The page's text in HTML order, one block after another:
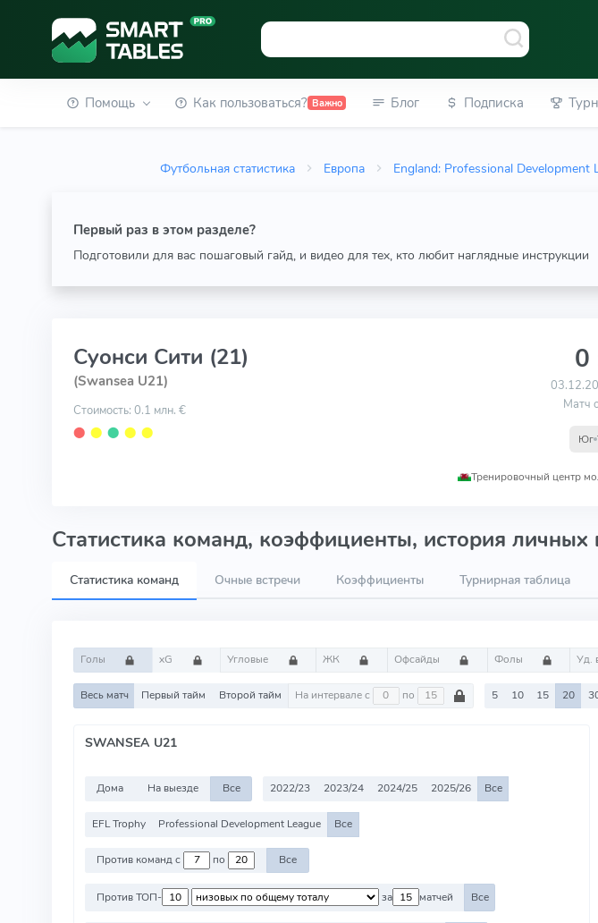
Помощь Как пользоваться? Важно Блог Подписка
Футбольная статистика Европа England: Professional Development
Первый раз в этом разделе?
Подготовили для вас пошаговый гайд, и видео для тех, кто любит наглядные инструкции
Суонси Сити (21)
(Swansea U21)
Стоимость: 0.1 млн. €
⬤ ⬤ ⬤ ⬤ ⬤
0
Матч
Юг
Статистика команд, коэффициенты, история личных
Статистика команд Очные встречи Коэффициенты Турнирная таблица
Голы xG Угловые ЖК Офсайды Фолы Уд.
Весь матч Первый тайм Второй тайм На интервале с по 5 10 15 20
SWANSEA U21
Дома На выезде Все 2022/23 2023/24 2024/25 2025/26 Все
EFL Trophy Professional Development League Все
Против команд с по Все
Против ТОП- за матчей Все